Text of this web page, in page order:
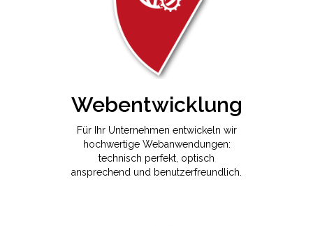
Webentwicklung
Für Ihr Unternehmen entwickeln wir
hochwertige Webanwendungen:
technisch perfekt, optisch
ansprechend und benutzerfreundlich.